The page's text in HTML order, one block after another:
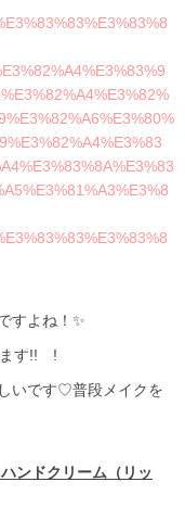
すよね！✨
ます!! !
いです♡普段メイクを
ンドクリーム（リッ